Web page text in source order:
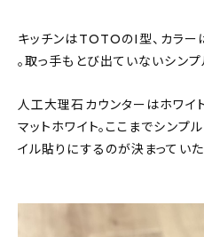
キッチンはTOTOのI型、カラー
。取っ手もとび出ていないシンプ
人工大理石カウンターはホワイ
マットホワイト。ここまでシンプ
イル貼りにするのが決まっていた